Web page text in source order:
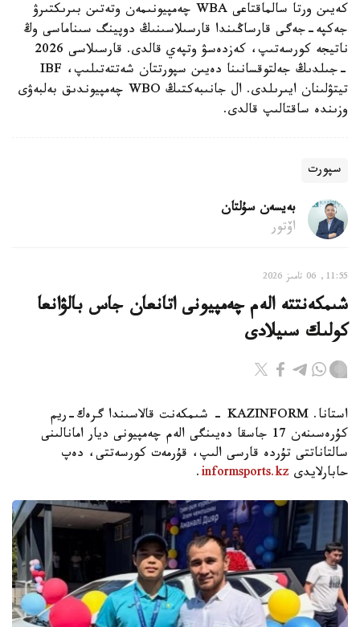
كەيىن ورتا سالماقتاعى WBA چەمپيونىمەن وتەتىن بىرىكتىرۋ
جەكپە-جەگى قارساڭىندا قارسىلاسىنىڭ دوپينگ سىناماسى وڭ
ناتيجە كورسەتىپ، كەزدەسۋ وتپەي قالدى. قارسىلاسى 2026
-جىلدىڭ جەلتوقسانىنا دەيىن سپورتتان شەتتەتىلىپ، IBF
تيتۋلىنان ايىرىلدى. ال جانىبەكتىڭ WBO چەمپيوندىق بەلبەۋى
وزىندە ساقتالىپ قالدى.
سپورت
بەيسەن سۇلتان
اۆتور
11:55, 06 تامىز 2026
شىمكەنتتە الەم چەمپيونى اتانعان جاس بالۋانعا
كولىك سىيلادى
استانا. KAZINFORM - شىمكەنت قالاسىندا گرەك-ريم
كۇرەسىنەن 17 جاسقا دەيىنگى الەم چەمپيونى ديار امانالىنى
سالتاناتتى تۇردە قارسى الىپ، قۇرمەت كورسەتتى، دەپ
حابارلايدى informsports.kz
.